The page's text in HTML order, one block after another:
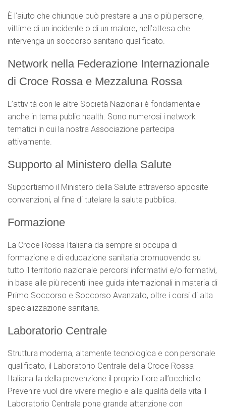
È l’aiuto che chiunque può prestare a una o più persone,
vittime di un incidente o di un malore, nell’attesa che
intervenga un soccorso sanitario qualificato.
Network nella Federazione Internazionale
di Croce Rossa e Mezzaluna Rossa
L’attività con le altre Società Nazionali è fondamentale
anche in tema public health. Sono numerosi i network
tematici in cui la nostra Associazione partecipa
attivamente.
Supporto al Ministero della Salute
Supportiamo il Ministero della Salute attraverso apposite
convenzioni, al fine di tutelare la salute pubblica.
Formazione
La Croce Rossa Italiana da sempre si occupa di
formazione e di educazione sanitaria promuovendo su
tutto il territorio nazionale percorsi informativi e/o formativi,
in base alle più recenti linee guida internazionali in materia di
Primo Soccorso e Soccorso Avanzato, oltre i corsi di alta
specializzazione sanitaria.
Laboratorio Centrale
Struttura moderna, altamente tecnologica e con personale
qualificato, il Laboratorio Centrale della Croce Rossa
Italiana fa della prevenzione il proprio fiore all’occhiello.
Prevenire vuol dire vivere meglio e alla qualità della vita il
Laboratorio Centrale pone grande attenzione con